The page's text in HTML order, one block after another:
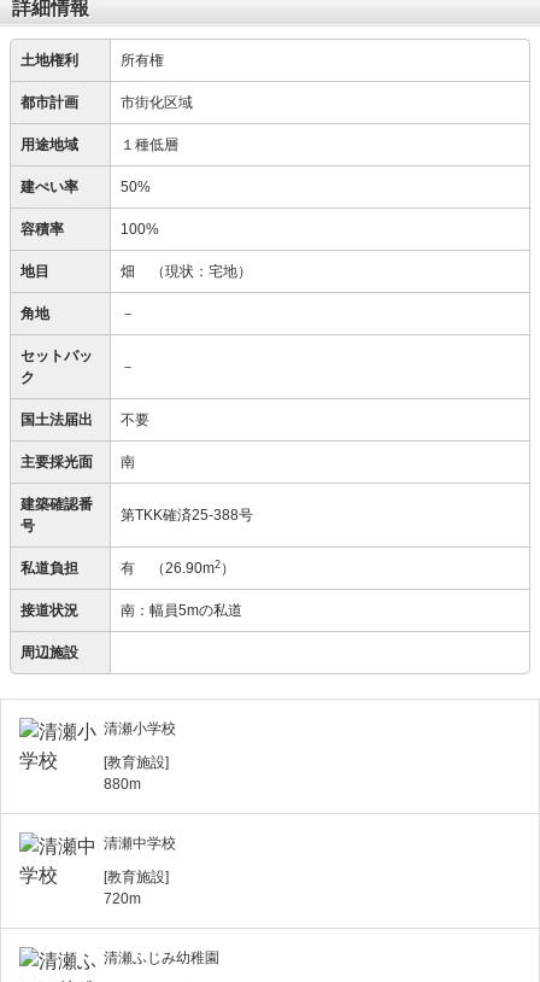
詳細情報
土地権利 所有権
都市計画 市街化区域
用途地域 １種低層
建ぺい率 50%
容積率 100%
地目 畑 （現状：宅地）
角地 －
セットバッ
ク
－
国土法届出 不要
主要採光面 南
建築確認番
号
第TKK確済25-388号
私道負担 有 （26.90m2 ）
接道状況 南：幅員5mの私道
周辺施設
清瀬小学校
[教育施設]
880m
清瀬中学校
[教育施設]
720m
清瀬ふじみ幼稚園